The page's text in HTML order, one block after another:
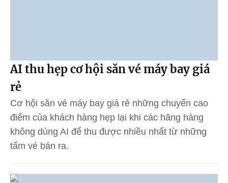
AI thu hẹp cơ hội săn vé máy bay giá
rẻ
Cơ hội săn vé máy bay giá rẻ những chuyến cao
điểm của khách hàng hẹp lại khi các hãng hàng
không dùng AI để thu được nhiều nhất từ những
tấm vé bán ra.